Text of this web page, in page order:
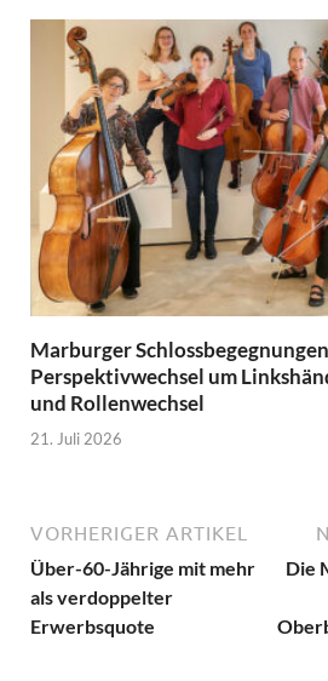
Marburger
Perspektivwechsel um
und Rollenwechsel
21. Juli 2026
VORHERIGER ARTIKEL
Über-60-Jährige mit mehr
als verdoppelter
Erwerbsquote
Die